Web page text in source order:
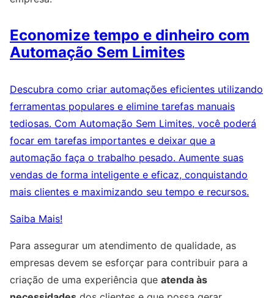
Economize tempo e dinheiro com
Automação Sem Limites
Descubra como criar automações eficientes utilizando
ferramentas populares e elimine tarefas manuais
tediosas. Com Automação Sem Limites, você poderá
focar em tarefas importantes e deixar que a
automação faça o trabalho pesado. Aumente suas
vendas de forma inteligente e eficaz, conquistando
mais clientes e maximizando seu tempo e recursos.
Saiba Mais!
Para assegurar um atendimento de qualidade, as
empresas devem se esforçar para contribuir para a
criação de uma experiência que atenda às